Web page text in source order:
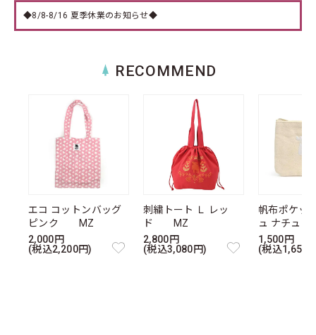
◆8/8-8/16 夏季休業のお知らせ◆
RECOMMEND
エコ コットンバッグ
ピンク MZ
2,000円
(税込2,200円)
刺繍トート Ｌ レッ
ド MZ
2,800円
(税込3,080円)
帆布ポケッ
ュ ナチュ
1,500円
(税込1,650